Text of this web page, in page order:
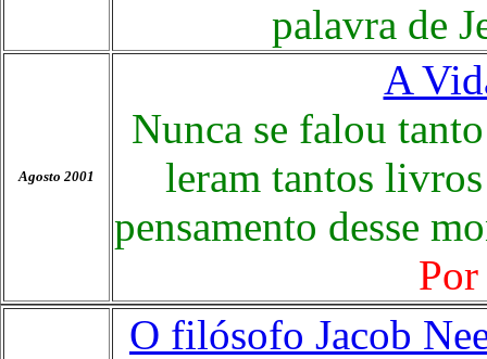
palavra de
Agosto 2001
A
Nunca se falou
leram tantos
pensamento desse
O filósofo Jacob